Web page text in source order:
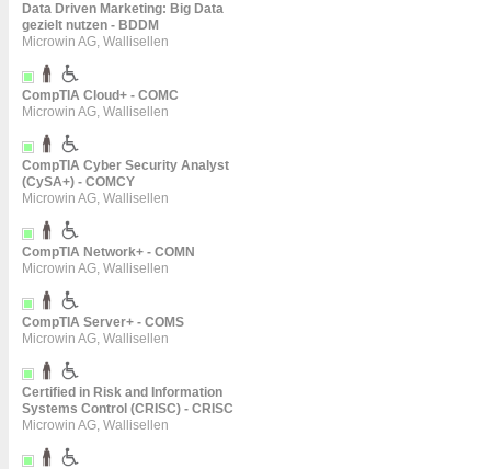
Data Driven Marketing: Big Data
gezielt nutzen - BDDM
Microwin AG, Wallisellen
CompTIA Cloud+ - COMC
Microwin AG, Wallisellen
CompTIA Cyber Security Analyst
(CySA+) - COMCY
Microwin AG, Wallisellen
CompTIA Network+ - COMN
Microwin AG, Wallisellen
CompTIA Server+ - COMS
Microwin AG, Wallisellen
Certified in Risk and Information
Systems Control (CRISC) - CRISC
Microwin AG, Wallisellen